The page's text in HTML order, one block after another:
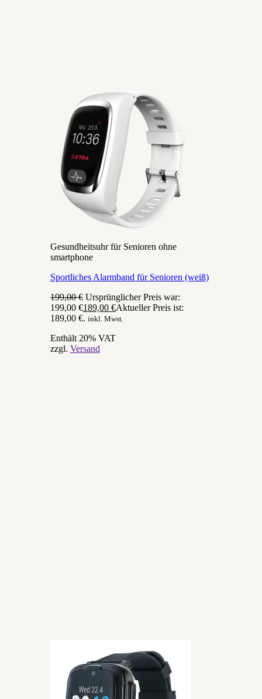
Gesundheitsuhr für Senioren ohne
smartphone
Sportliches Alarmband für Senioren (weiß)
199,00€ Ursprünglicher Preis war:
199,00 €189,00 €Aktueller Preis ist:
189,00 €. inkl. Mwst.
Enthält 20% VAT
zzgl. Versand